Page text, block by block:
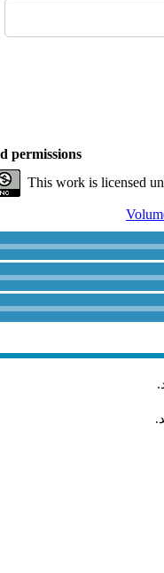
permissions
This work is licensed
.